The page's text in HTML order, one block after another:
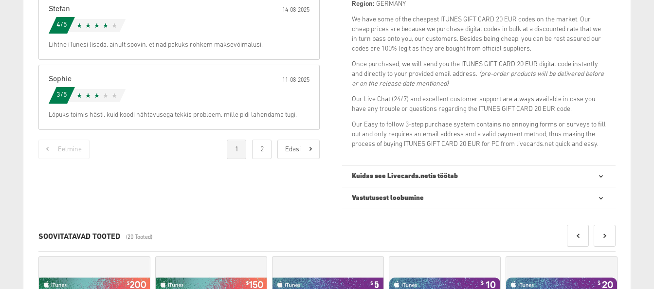
Stefan 14-08-2025
4/5
Lihtne iTunesi lisada, ainult soovin, et nad pakuks rohkem maksevõimalusi.
Sophie 11-08-2025
3/5
Lõpuks toimis hästi, kuid koodi nähtavusega tekkis probleem, mille pidi lahendama tugi.
Eelmine 1 2 Edasi
Region: GERMANY
We have some of the cheapest ITUNES GIFT CARD 20 EUR codes on the market. Our
cheap prices are because we purchase digital codes in bulk at a discounted rate that we
in turn pass onto you, our customers. Besides being cheap, you can be rest assured our
codes are 100% legit as they are bought from official suppliers.
Once purchased, we will send you the ITUNES GIFT CARD 20 EUR digital code instantly
and directly to your provided email address. (pre-order products will be delivered before
or on the release date mentioned)
Our Live Chat (24/7) and excellent customer support are always available in case you
have any trouble or questions regarding the ITUNES GIFT CARD 20 EUR code.
Our Easy to follow 3-step purchase system contains no annoying forms or surveys to fill
out and only requires an email address and a valid payment method, thus making the
process of buying ITUNES GIFT CARD 20 EUR for PC from livecards.net quick and easy.
Kuidas see Livecards.netis töötab
Uus Livecards.netis? Digikoodide ostmine on kiire ja lihtne:
Vastutusest loobumine
•Ostate ainult digitaalset toodet.
kontaktivormi.
SOOVITATAVAD TOOTED (20 Tooted)